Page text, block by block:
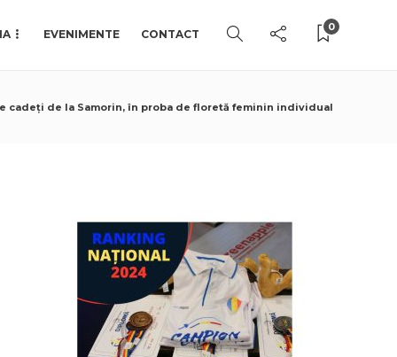
EVENIMENTE CONTACT
0
cadeți de la Samorin, în proba de floretă feminin individual